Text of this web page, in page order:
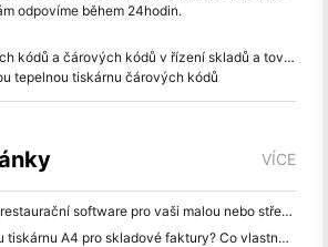
odpovíme během 24hodin.
kódů a čárových kódů v řízení skladů a továren
tepelnou tiskárnu čárových kódů
VÍCE
Jak si vybrat správný restaurační software pro vaši malou nebo střední restauraci
Potřebujete přenosnou tiskárnu A4 pro skladové faktury? Co vlastně funguje